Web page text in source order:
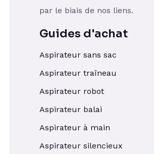
par le biais de nos liens.
Guides d'achat
Aspirateur sans sac
Aspirateur traîneau
Aspirateur robot
Aspirateur balai
Aspirateur à main
Aspirateur silencieux